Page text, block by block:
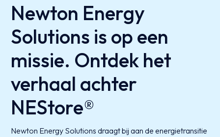
Newton Energy
Solutions is op een
missie. Ontdek het
verhaal achter
NEStore®
Newton Energy Solutions draagt bij aan de energietransitie